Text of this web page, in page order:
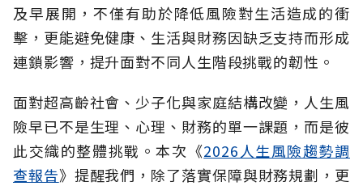
及早展開，不僅有助於降低風險對生活造成的衝
擊，更能避免健康、生活與財務因缺乏支持而形成
連鎖影響，提升面對不同人生階段挑戰的韌性。
面對超高齡社會、少子化與家庭結構改變，人生風
險早已不是生理、心理、財務的單一課題，而是彼
此交織的整體挑戰。本次《2026人生風險趨勢調
查報告》提醒我們，除了落實保障與財務規劃，更